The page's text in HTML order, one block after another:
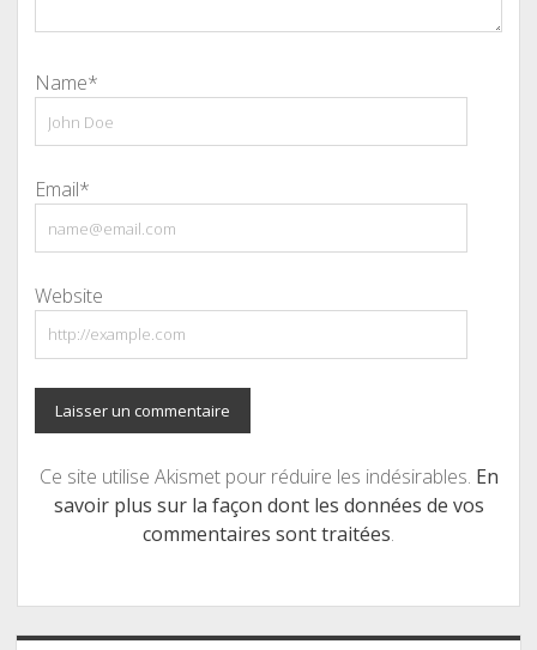
Name*
Email*
Website
Ce site utilise Akismet pour réduire les indésirables. En
savoir plus sur la façon dont les données de vos
commentaires sont traitées.